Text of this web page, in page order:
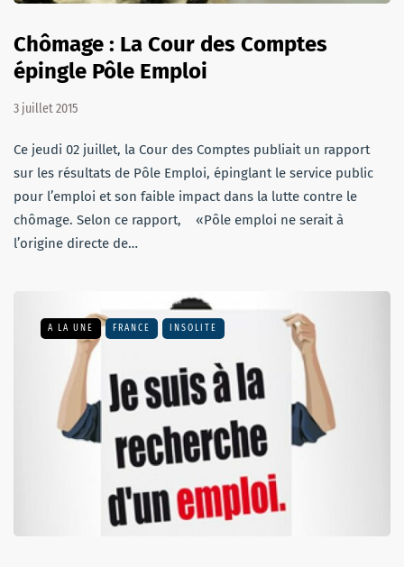
Chômage : La Cour des Comptes
épingle Pôle Emploi
3 juillet 2015
Ce jeudi 02 juillet, la Cour des Comptes publiait un rapport
sur les résultats de Pôle Emploi, épinglant le service public
pour l’emploi et son faible impact dans la lutte contre le
chômage. Selon ce rapport, «Pôle emploi ne serait à
l’origine directe de…
A LA UNE FRANCE INSOLITE